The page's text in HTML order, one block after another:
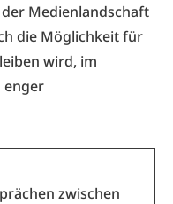
Medienlandschaft
die Möglichkeit für
wird, im
enger
zwischen